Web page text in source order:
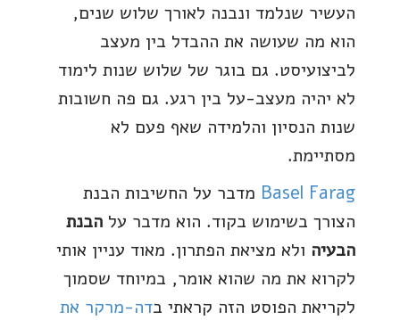
העשיר שנלמד ונבנה לאורך שלוש שנים,
הוא מה שעושה את ההבדל בין מעצב
לביצועיסט. גם בוגר של שלוש שנות לימוד
לא יהיה מעצב-על בין רגע. גם פה חשובות
שנות הנסיון והלמידה שאף פעם לא
מסתיימת.
Basel Farag מדבר על החשיבות הבנת
הצורך בשימוש בקוד. הוא מדבר על הבנת
הבעיה ולא מציאת הפתרון. מאוד עניין אותי
לקרוא את מה שהוא אומר, במיוחד שסמוך
לקריאת הפוסט הזה קראתי בדה-מרקר את